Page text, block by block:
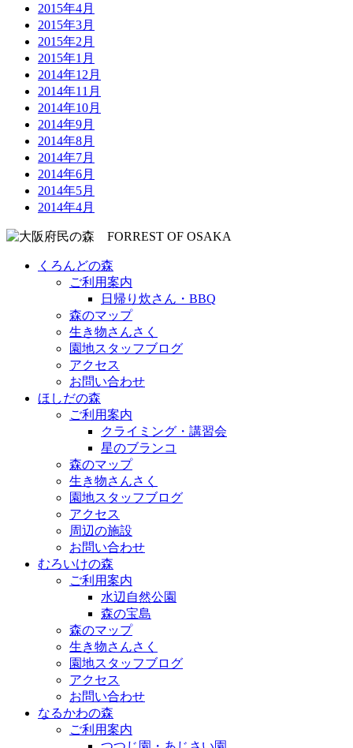
2015年4月
2015年3月
2015年2月
2015年1月
2014年12月
2014年11月
2014年10月
2014年9月
2014年8月
2014年7月
2014年6月
2014年5月
2014年4月
くろんどの森
ご利用案内
日帰り炊さん・BBQ
森のマップ
生き物さんさく
園地スタッフブログ
アクセス
お問い合わせ
ほしだの森
ご利用案内
クライミング・講習会
星のブランコ
森のマップ
生き物さんさく
園地スタッフブログ
アクセス
周辺の施設
お問い合わせ
むろいけの森
ご利用案内
水辺自然公園
森の宝島
森のマップ
生き物さんさく
園地スタッフブログ
アクセス
お問い合わせ
なるかわの森
ご利用案内